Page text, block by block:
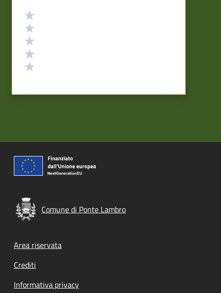
Valutazione
Comune di Ponte Lambro
Footer menu
Area riservata
Crediti
Informativa privacy